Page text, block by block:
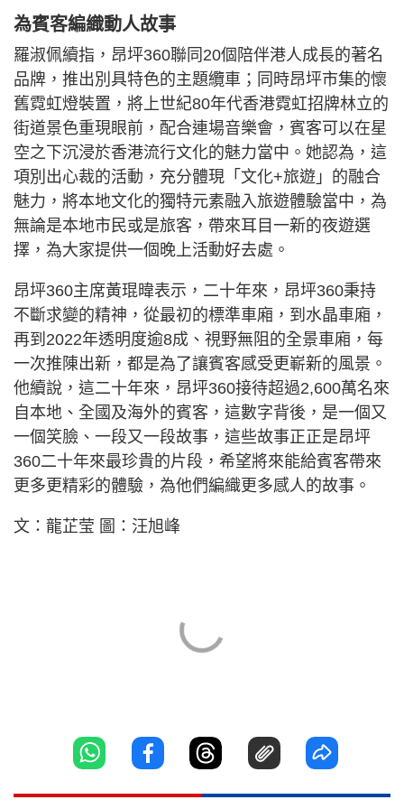
為賓客編織動人故事
羅淑佩續指，昂坪360聯同20個陪伴港人成長的著名
品牌，推出別具特色的主題纜車；同時昂坪市集的懷
舊霓虹燈裝置，將上世紀80年代香港霓虹招牌林立的
街道景色重現眼前，配合連場音樂會，賓客可以在星
空之下沉浸於香港流行文化的魅力當中。她認為，這
項別出心裁的活動，充分體現「文化+旅遊」的融合
魅力，將本地文化的獨特元素融入旅遊體驗當中，為
無論是本地市民或是旅客，帶來耳目一新的夜遊選
擇，為大家提供一個晚上活動好去處。
昂坪360主席黃琨暐表示，二十年來，昂坪360秉持
不斷求變的精神，從最初的標準車廂，到水晶車廂，
再到2022年透明度逾8成、視野無阻的全景車廂，每
一次推陳出新，都是為了讓賓客感受更嶄新的風景。
他續說，這二十年來，昂坪360接待超過2,600萬名來
自本地、全國及海外的賓客，這數字背後，是一個又
一個笑臉、一段又一段故事，這些故事正正是昂坪
360二十年來最珍貴的片段，希望將來能給賓客帶來
更多更精彩的體驗，為他們編織更多感人的故事。
文：龍芷莹 圖：汪旭峰